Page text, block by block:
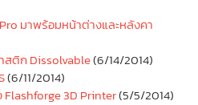
มาพร้อมหน้าต่างและหลังคา
สติก Dissolvable(6/14/2014)
(6/11/2014)
3D Printer(5/5/2014)